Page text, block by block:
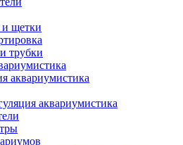
щетки
трубки
аквариумистика
аквариумистика